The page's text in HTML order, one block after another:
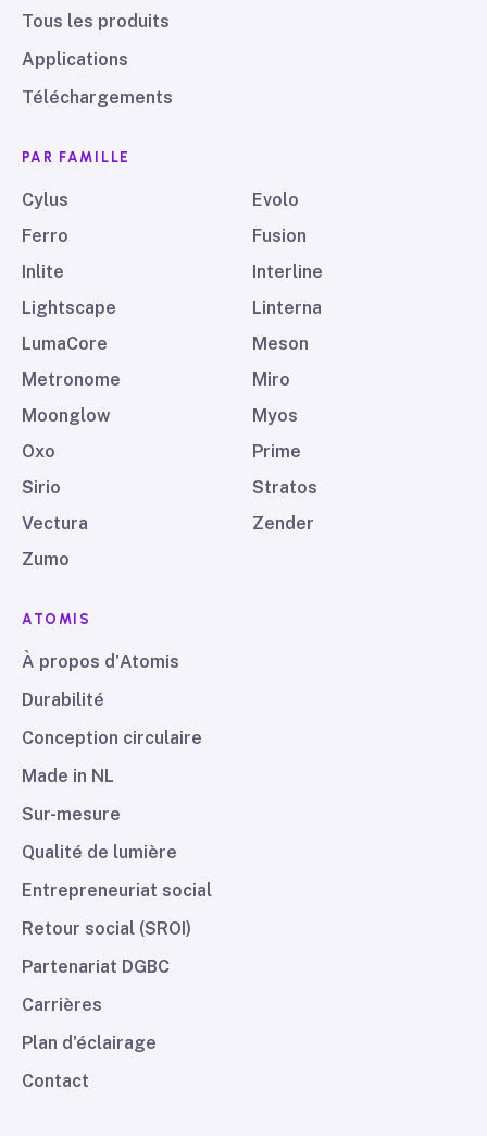
Tous les produits
Applications
Téléchargements
PAR FAMILLE
Cylus
Evolo
Ferro
Fusion
Inlite
Interline
Lightscape
Linterna
LumaCore
Meson
Metronome
Miro
Moonglow
Myos
Oxo
Prime
Sirio
Stratos
Vectura
Zender
Zumo
ATOMIS
À propos d'Atomis
Durabilité
Conception circulaire
Made in NL
Sur-mesure
Qualité de lumière
Entrepreneuriat social
Retour social (SROI)
Partenariat DGBC
Carrières
Plan d'éclairage
Contact